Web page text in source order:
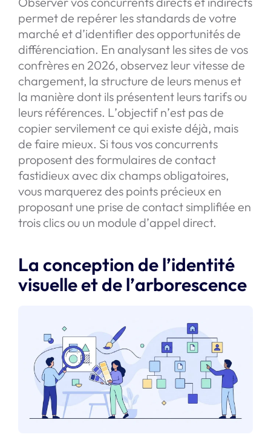
permet de repérer les standards de votre
marché et d’identifier des opportunités de
différenciation. En analysant les sites de vos
confrères en 2026, observez leur vitesse de
chargement, la structure de leurs menus et
la manière dont ils présentent leurs tarifs ou
leurs références. L’objectif n’est pas de
copier servilement ce qui existe déjà, mais
de faire mieux. Si tous vos concurrents
proposent des formulaires de contact
fastidieux avec dix champs obligatoires,
vous marquerez des points précieux en
proposant une prise de contact simplifiée en
trois clics ou un module d’appel direct.
La conception de l’identité
visuelle et de l’arborescence